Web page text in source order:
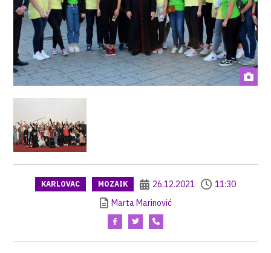
KARLOVAC MOZAIK 26.12.2021
11:30
Marta Marinović